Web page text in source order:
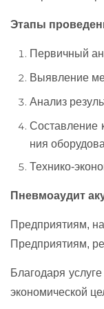
Эта­пы
Пер­вич­ный
Вы­яв­ле­ние
Ана­лиз
Сос­тав­ле­ние
ния
Тех­ни­ко-
Пнев­мо­а­удит
Пред­при­яти­ям,
Пред­при­яти­ям,
Бла­го­да­ря
эко­но­ми­чес­кой